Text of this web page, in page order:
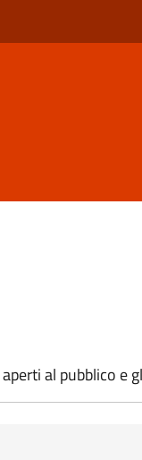
al pubblico e